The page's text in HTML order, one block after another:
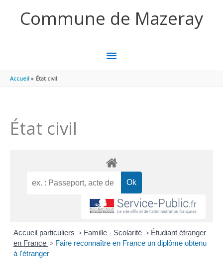
Commune de Mazeray
MENU
Accueil État civil
État civil
Accueil particuliers > Famille - Scolarité > Étudiant étranger
en France > Faire reconnaître en France un diplôme obtenu
à l'étranger